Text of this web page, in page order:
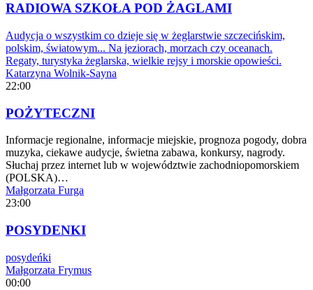
RADIOWA SZKOŁA POD ŻAGLAMI
Audycja o wszystkim co dzieje się w żeglarstwie szczecińskim,
polskim, światowym... Na jeziorach, morzach czy oceanach.
Regaty, turystyka żeglarska, wielkie rejsy i morskie opowieści.
Katarzyna Wolnik-Sayna
22:00
POŻYTECZNI
Informacje regionalne, informacje miejskie, prognoza pogody, dobra
muzyka, ciekawe audycje, świetna zabawa, konkursy, nagrody.
Słuchaj przez internet lub w województwie zachodniopomorskiem
(POLSKA)…
Małgorzata Furga
23:00
POSYDENKI
posydeńki
Małgorzata Frymus
00:00